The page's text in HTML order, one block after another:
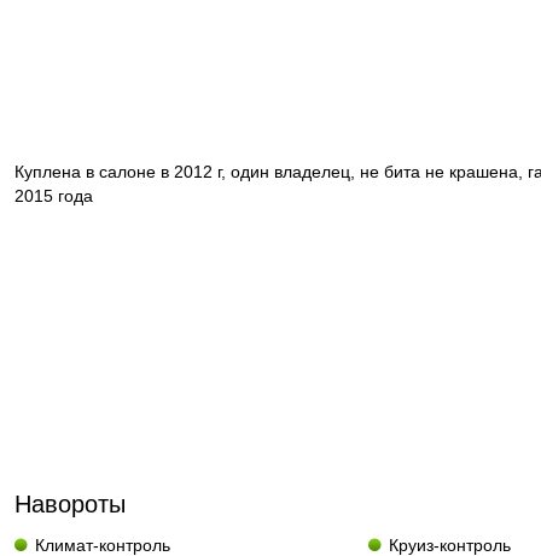
Куплена в салоне в 2012 г, один владелец, не бита не крашена,
2015 года
Навороты
Климат-контроль
Круиз-контроль